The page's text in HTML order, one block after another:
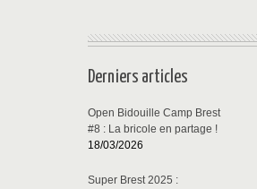
Derniers articles
Open Bidouille Camp Brest
#8 : La bricole en partage !
18/03/2026
Super Brest 2025 :